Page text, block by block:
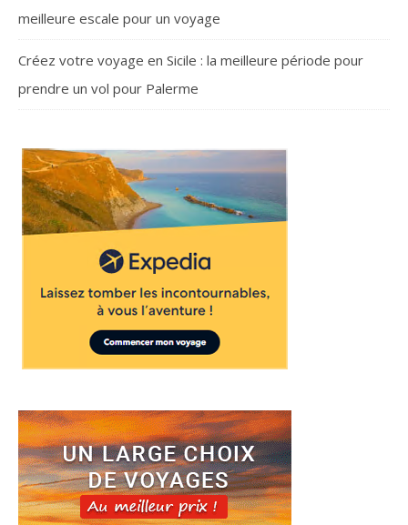
meilleure escale pour un voyage
Créez votre voyage en Sicile : la meilleure période pour
prendre un vol pour Palerme